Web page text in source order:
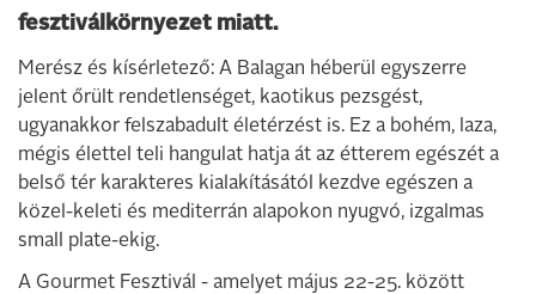
fesztiválkörnyezet miatt.
Merész és kísérletező: A Balagan héberül egyszerre
jelent őrült rendetlenséget, kaotikus pezsgést,
ugyanakkor felszabadult életérzést is. Ez a bohém, laza,
mégis élettel teli hangulat hatja át az étterem egészét a
belső tér karakteres kialakításától kezdve egészen a
közel-keleti és mediterrán alapokon nyugvó, izgalmas
small plate-ekig.
A Gourmet Fesztivál - amelyet május 22-25. között